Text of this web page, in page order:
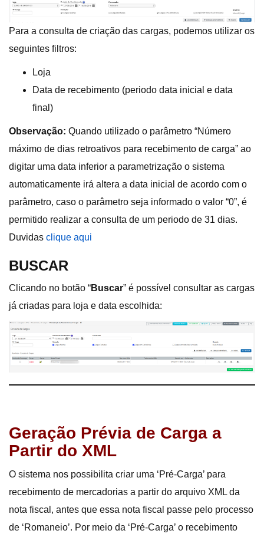
Para a consulta de criação das cargas, podemos utilizar os
seguintes filtros:
Loja
Data de recebimento (periodo data inicial e data
final)
Observação: Quando utilizado o parâmetro “Número
máximo de dias retroativos para recebimento de carga” ao
digitar uma data inferior a parametrização o sistema
automaticamente irá altera a data inicial de acordo com o
parâmetro, caso o parâmetro seja informado o valor “0”, é
permitido realizar a consulta de um periodo de 31 dias.
Duvidas clique aqui
BUSCAR
Clicando no botão “Buscar” é possível consultar as cargas
já criadas para loja e data escolhida:
Geração Prévia de Carga a
Partir do XML
O sistema nos possibilita criar uma ‘Pré-Carga’ para
recebimento de mercadorias a partir do arquivo XML da
nota fiscal, antes que essa nota fiscal passe pelo processo
de ‘Romaneio’. Por meio da ‘Pré-Carga’ o recebimento